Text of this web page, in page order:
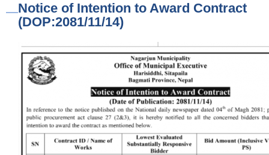
Notice of Intention to Award Contract
(DOP:2081/11/14)